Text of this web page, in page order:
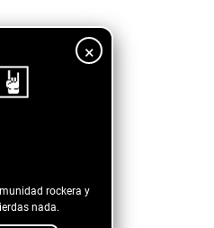
×
rockera y
nada.